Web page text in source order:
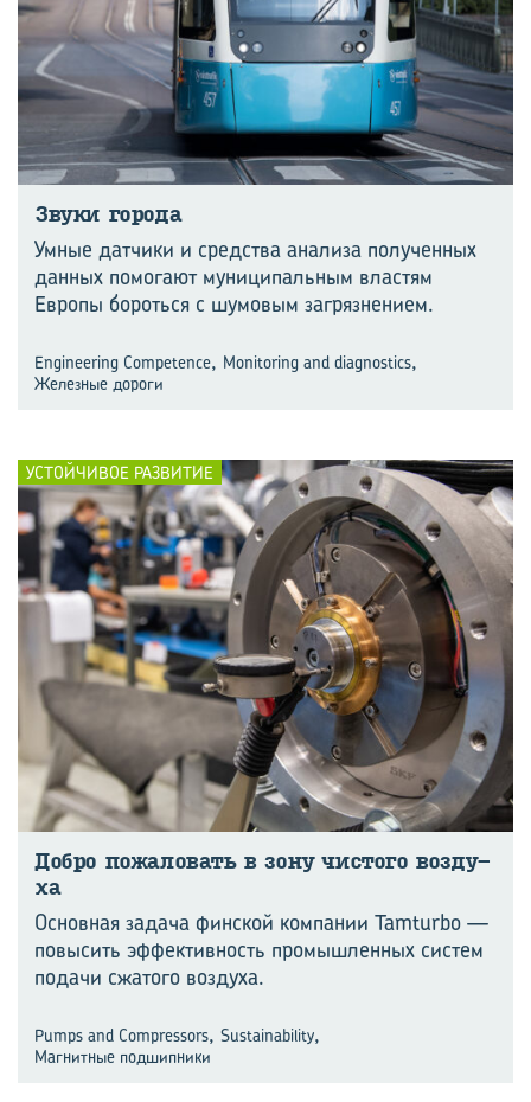
Звуки го­ро­да
Умные датчики и средства анализа полученных
данных помогают муниципальным властям
Европы бороться с шумовым загрязнением.
Engineering Competence, Monitoring and diagnostics,
Железные дороги
УСТОЙЧИВОЕ РАЗВИТИЕ
Добро по­жа­ло­вать в зону чи­сто­го воз­ду­
ха
Основная задача финской компании Tamturbo —
повысить эффективность промышленных систем
подачи сжатого воздуха.
Pumps and Compressors, Sustainability,
Магнитные подшипники